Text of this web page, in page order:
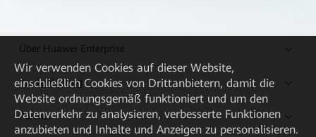
Über Huawei Enterprise
Kaufanleitung
Partner
Wir verwenden Cookies auf dieser Website,
einschließlich Cookies von Drittanbietern, damit die
Website ordnungsgemäß funktioniert und um den
Datenverkehr zu analysieren, verbesserte Funktionen
anzubieten und Inhalte und Anzeigen zu personalisieren.